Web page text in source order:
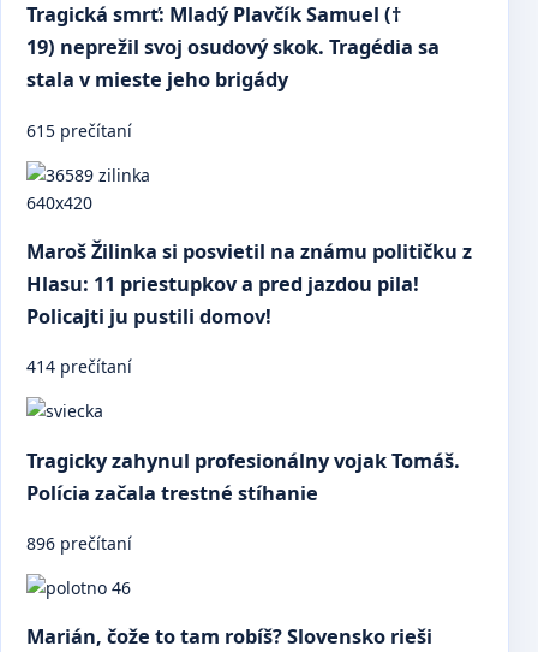
Tragická smrť: Mladý Plavčík Samuel (†
19) neprežil svoj osudový skok. Tragédia sa
stala v mieste jeho brigády
615 prečítaní
Maroš Žilinka si posvietil na známu političku z
Hlasu: 11 priestupkov a pred jazdou pila!
Policajti ju pustili domov!
414 prečítaní
Tragicky zahynul profesionálny vojak Tomáš.
Polícia začala trestné stíhanie
896 prečítaní
Marián, čože to tam robíš? Slovensko rieši